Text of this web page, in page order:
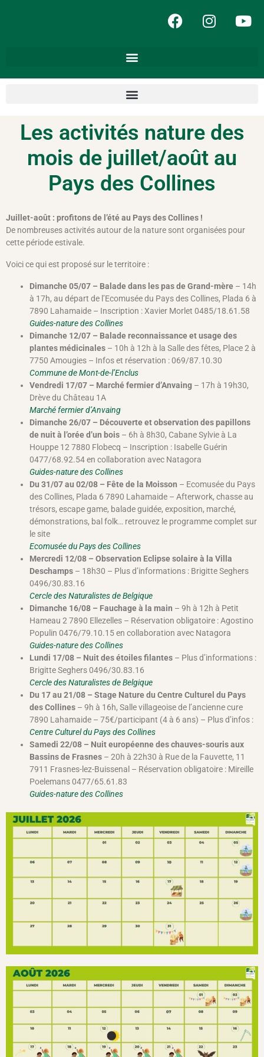
Les activités nature des
mois de juillet/août au
Pays des Collines
Juillet-août : profitons de l’été au Pays des Collines !
De nombreuses activités autour de la nature sont organisées pour
cette période estivale.
Voici ce qui est proposé sur le territoire :
Dimanche 05/07 – Balade dans les pas de Grand-mère – 14h
à 17h, au départ de l’Ecomusée du Pays des Collines, Plada 6 à
7890 Lahamaide – Inscription : Xavier Morlet 0485/18.61.58
Guides-nature des Collines
Dimanche 12/07 – Balade reconnaissance et usage des
plantes médicinales – 10h à 12h à la Salle des fêtes, Place 2 à
7750 Amougies – Infos et réservation : 069/87.10.30
Commune de Mont-de-l’Enclus
Vendredi 17/07 – Marché fermier d’Anvaing – 17h à 19h30,
Drève du Château 1A
Marché fermier d’Anvaing
Dimanche 26/07 – Découverte et observation des papillons
de nuit à l’orée d’un bois – 6h à 8h30, Cabane Sylvie à La
Houppe 12 7880 Flobecq – Inscription : Isabelle Guérin
0477/68.92.54 en collaboration avec Natagora
Guides-nature des Collines
Du 31/07 au 02/08 – Fête de la Moisson – Ecomusée du Pays
des Collines, Plada 6 7890 Lahamaide – Afterwork, chasse au
trésors, escape game, balade guidée, exposition, marché,
démonstrations, bal folk… retrouvez le programme complet sur
le site
Ecomusée du Pays des Collines
Mercredi 12/08 – Observation Eclipse solaire à la Villa
Deschamps – 18h30 – Plus d’informations : Brigitte Seghers
0496/30.83.16
Cercle des Naturalistes de Belgique
Dimanche 16/08 – Fauchage à la main – 9h à 12h à Petit
Hameau 2 7890 Ellezelles – Réservation obligatoire : Agostino
Populin 0476/79.10.15 en collaboration avec Natagora
Guides-nature des Collines
Lundi 17/08 – Nuit des étoiles filantes – Plus d’informations :
Brigitte Seghers 0496/30.83.16
Cercle des Naturalistes de Belgique
Du 17 au 21/08 – Stage Nature du Centre Culturel du Pays
des Collines – 9h à 16h, Salle villageoise de l’ancienne cure
7890 Lahamaide – 75€/participant (4 à 6 ans) – Plus d’infos :
Centre Culturel du Pays des Collines
Samedi 22/08 – Nuit européenne des chauves-souris aux
Bassins de Frasnes – 20h à 22h30 à Rue de la Fauvette, 11
7911 Frasnes-lez-Buissenal – Réservation obligatoire : Mireille
Poelemans 0477/65.61.83
Guides-nature des Collines